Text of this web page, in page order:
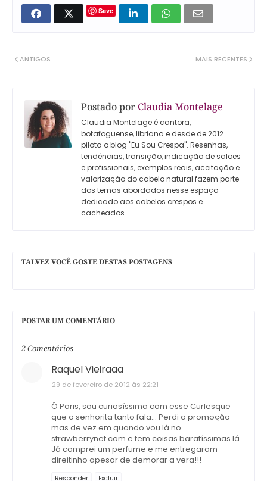
Save
MAIS RECENTES
ANTIGOS
Postado por Claudia Montelage
Claudia Montelage é cantora,
botafoguense, libriana e desde de 2012
pilota o blog "Eu Sou Crespa". Resenhas,
tendências, transição, indicação de salões
e profissionais, exemplos reais, aceitação e
valorização do cabelo natural fazem parte
dos temas abordados nesse espaço
dedicado aos cabelos crespos e
cacheados.
TALVEZ VOCÊ GOSTE DESTAS POSTAGENS
POSTAR UM COMENTÁRIO
2 Comentários
Raquel Vieiraaa
29 de fevereiro de 2012 às 22:21
Ô Paris, sou curiosíssima com esse Curlesque
que a senhorita tanto fala... Perdi a promoção
mas de vez em quando vou lá no
strawberrynet.com e tem coisas baratíssimas lá...
Já comprei um perfume e me entregaram
direitinho apesar de demorar a vera!!!
Responder Excluir